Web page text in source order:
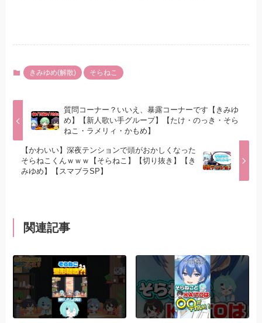
きみゆめ(解散) そらねこ
質問コーナー？いいえ、暴露コーナーです【きみゆ
め】【新人歌い手グループ】【たけ・のっき・そら
ねこ・ラメリィ・かもめ】
【かわいい】深夜テンションで頭がおかしくなった
そらねこくんｗｗｗ【そらねこ】【切り抜き】【き
みゆめ】【スマブラSP】
関連記事